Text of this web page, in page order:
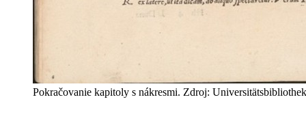
Pokračovanie kapitoly s nákresmi. Zdroj: